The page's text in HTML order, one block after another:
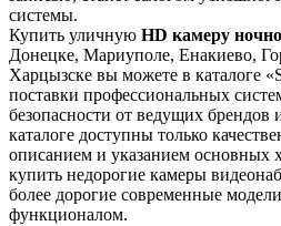
системы.
Купить уличную HD камеру
Донецке, Мариуполе, Енакиево,
Харцызске вы можете в каталоге
поставки профессиональных
безопасности от ведущих
каталоге доступны только
описанием и указанием основных
купить недорогие камеры
более дорогие современные
функционалом.